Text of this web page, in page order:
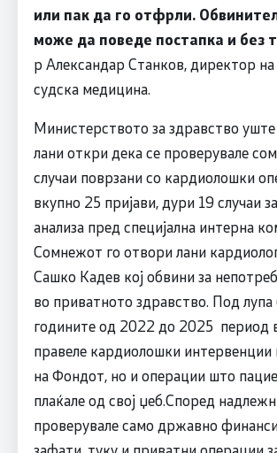
или пак да го отфрли.
може да поведе постапка и без
р Александар Станков, директор
судска медицина.
Министерството за здравство
лани откри дека се проверувале
случаи поврзани со кардиолошки
вкупно 25 пријави, дури 19 случаи
анализа пред специјална интерна
Сомнежот го отвори лани
Сашко Кадев кој обвини за
во приватното здравство. Под лупа
годините од 2022 до 2025 период
правеле кардиолошки интервенции
на Фондот, но и операции што
плаќале од свој џеб.Според
проверувале само државно